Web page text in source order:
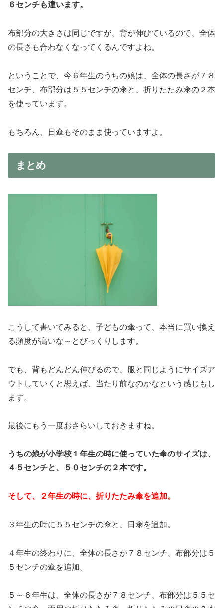
６センチも違います。
布部分の大きさは同じですが、背が伸びているので、全体
の長さも合わなくなってくるんですよね。
ということで、今６年生のうちの娘は、全体の長さが７８
センチ、布部分は５５センチの傘と、折りたたみ傘の２本
を使っています。
もちろん、日傘もそのまま使っていますよ。
まとめ
こうして書いてみると、子どもの傘って、本当に買い換え
る頻度が高いな～とびっくりします。
でも、背もどんどん伸びるので、服と同じようにサイズア
ウトしていくと思えば、当たり前なのかなという感じもし
ます。
最後にもう一度おさらいしておきますね。
うちの娘が小学校１年生の時に使っていた傘のサイズは、
４５センチと、５０センチの２本です。
そして、２年生の時に、折りたたみ傘を追加。
３年生の時に５５センチの傘と、日傘を追加。
４年生の終わりに、全体の長さが７８センチ、布部分は５
５センチの傘を追加。
５～６年生は、全体の長さが７８センチ、布部分は５５セ